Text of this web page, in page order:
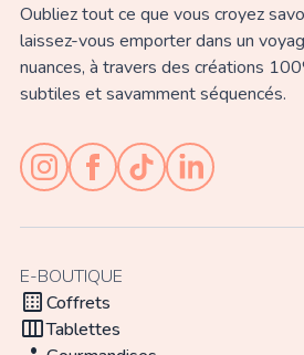
Oubliez tout ce que vous croyez
laissez-vous emporter dans un
nuances, à travers des créations
subtiles et savamment séquencés.
E-BOUTIQUE
background_dot_smallCoffrets
view_weekTablettes